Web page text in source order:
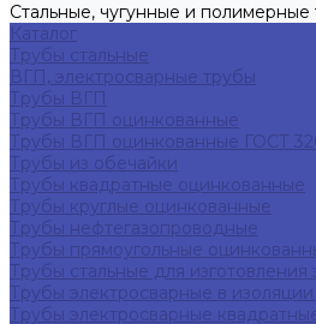
Стальные, чугунные и полимерные
Каталог
Трубы стальные
ВГП, электросварные трубы
Трубы ВГП
Трубы ВГП оцинкованные
Трубы ВГП оцинкованные ГОСТ
Трубы из обечайки
Трубы квадратные оцинкованные
Трубы круглые оцинкованные
Трубы нефтегазопроводные
Трубы прямоугольные
Трубы стальные для
Трубы электросварные в
Трубы электросварные